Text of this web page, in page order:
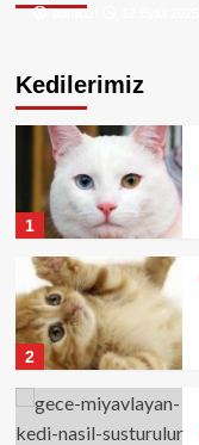
Kedilerimiz
5
1
2